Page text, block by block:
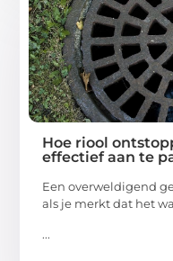
Hoe riool
effectief aan te
Een overweldigend
als je merkt dat het
...